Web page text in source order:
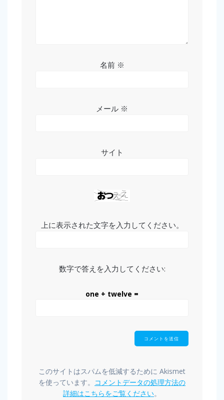
名前 ※
メール ※
サイト
上に表示された文字を入力してください。
数字で答えを入力してください:
one + twelve =
このサイトはスパムを低減するために Akismet
を使っています。 コメントデータの処理方法の
詳細はこちらをご覧ください。